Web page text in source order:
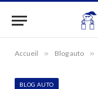
Accueil » Blog auto »
BLOG AUTO